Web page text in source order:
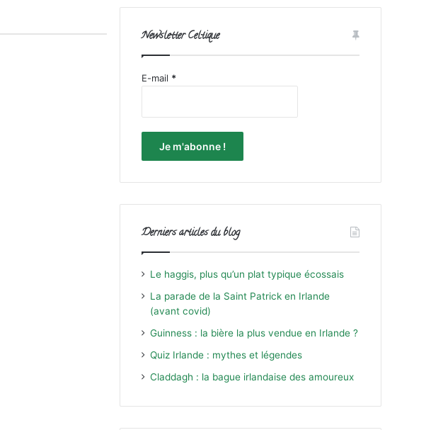
Newsletter Celtique
E-mail *
Derniers articles du blog
Le haggis, plus qu’un plat typique écossais
La parade de la Saint Patrick en Irlande
(avant covid)
Guinness : la bière la plus vendue en Irlande ?
Quiz Irlande : mythes et légendes
Claddagh : la bague irlandaise des amoureux